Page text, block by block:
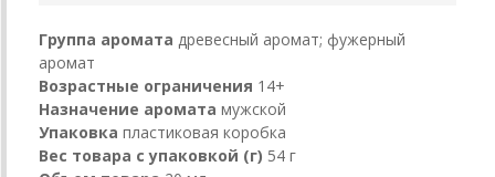
Группа аромата древесный аромат; фужерный
аромат
Возрастные ограничения 14+
Назначение аромата мужской
Упаковка пластиковая коробка
Вес товара с упаковкой (г) 54 г